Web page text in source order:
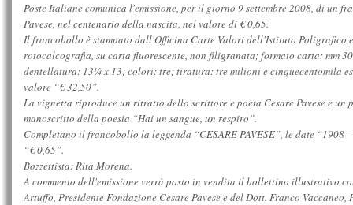
Poste Italiane comunica l'emissione, per il giorno 9 settembre 2008, di un
Pavese, nel centenario della nascita, nel valore di € 0,65.
Il francobollo è stampato dall'Officina Carte Valori dell'Istituto Poligrafico
rotocalcografia, su carta fluorescente, non filigranata; formato carta: mm
dentellatura: 13¼ x 13; colori: tre; tiratura: tre milioni e cinquecentomila
valore “€ 32,50”.
La vignetta riproduce un ritratto dello scrittore e poeta Cesare Pavese e
manoscritto della poesia “Hai un sangue, un respiro”.
Completano il francobollo la leggenda “CESARE PAVESE”, le date “1908
“€ 0,65”.
Bozzettista: Rita Morena.
A commento dell'emissione verrà posto in vendita il bollettino illustrativo
Artuffo, Presidente Fondazione Cesare Pavese e del Dott. Franco